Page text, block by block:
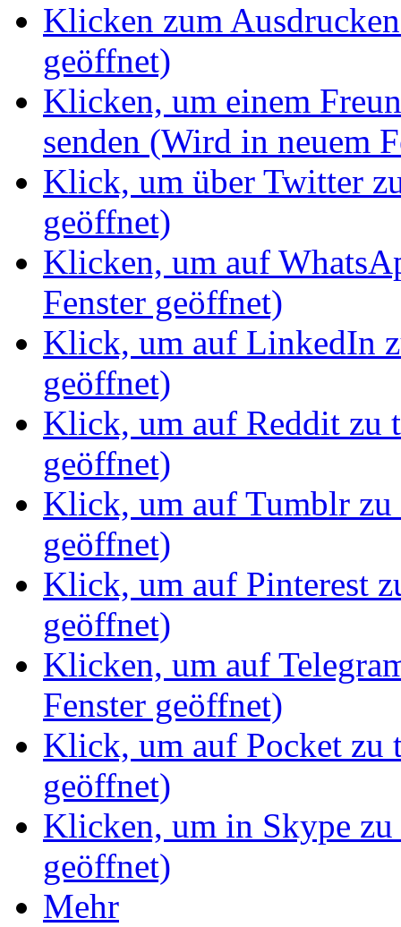
Klicken zum
geöffnet)
Klicken, um einem
senden (Wird in neuem
Klick, um über Twitter
geöffnet)
Klicken, um auf
Fenster geöffnet)
Klick, um auf LinkedIn
geöffnet)
Klick, um auf Reddit zu
geöffnet)
Klick, um auf Tumblr zu
geöffnet)
Klick, um auf Pinterest
geöffnet)
Klicken, um auf
Fenster geöffnet)
Klick, um auf Pocket zu
geöffnet)
Klicken, um in Skype
geöffnet)
Mehr